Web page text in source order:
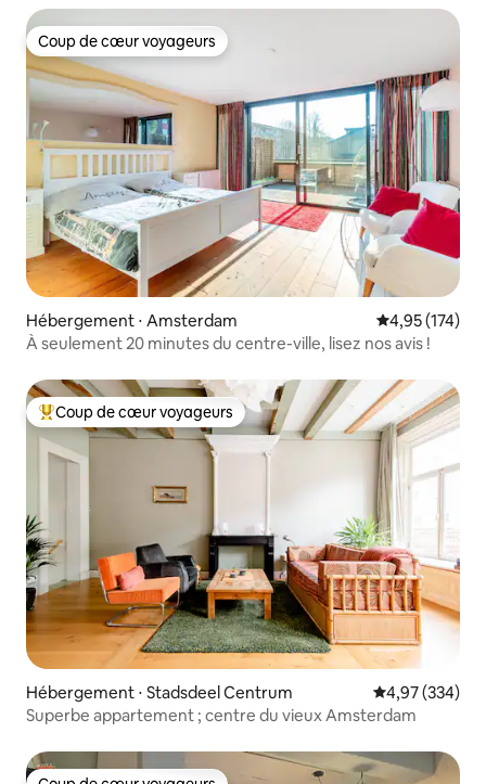
Coup de cœur voyageurs
Coup de cœur voyageurs
Hébergement ⋅ Amsterdam Évaluation
4,95 (174)
À seulement 20 minutes du centre-ville, lisez nos avis !
Coups de cœur voyageurs les plus appréciés
Coup de cœur voyageurs
Hébergement ⋅ Stadsdeel Centrum Évaluation
4,97 (334)
Superbe appartement ; centre du vieux Amsterdam